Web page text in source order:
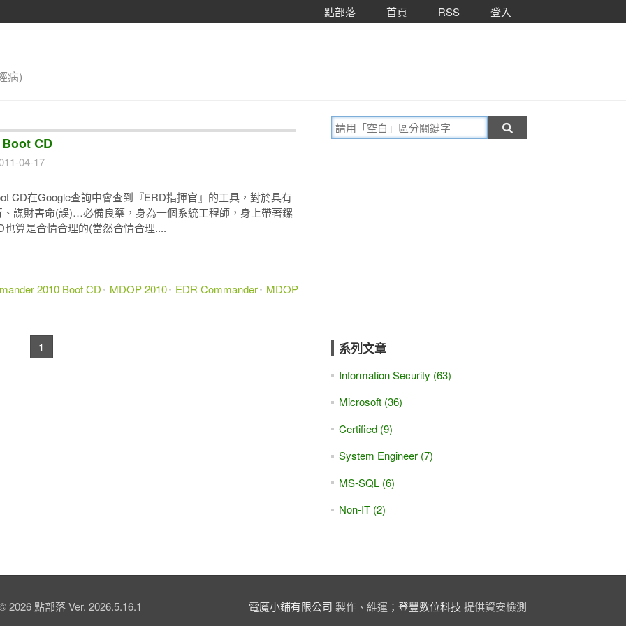
點部落 首頁 RSS 登入
病)
CD
04-17
CD在Google查詢中會查到『ERD指揮官』的工具，對於具有
謀財害命(誤)…必備良藥，身為一個系統工程師，身上帶著鏍
算是合情合理的(當然合情合理....
2010 Boot CD
MDOP 2010 EDR Commander MDOP
1 系列文章
Information Security (63)
Microsoft (36)
Certified (9)
System Engineer (7)
MS-SQL (6)
Non-IT (2)
2026 點部落 Ver. 2026.5.16.1 電魔小鋪有限公司 製作、維運； 登豐數位科技 提供資安檢測